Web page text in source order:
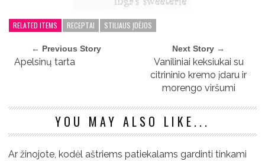
RELATED ITEMS RECEPTAI STILIAUS ĮDĖJOS
← Previous Story
Apelsinų tarta
Next Story →
Vaniliniai keksiukai su
citrininio kremo įdaru ir
morengo viršumi
YOU MAY ALSO LIKE...
Ar žinojote, kodėl aštriems patiekalams gardinti tinkami